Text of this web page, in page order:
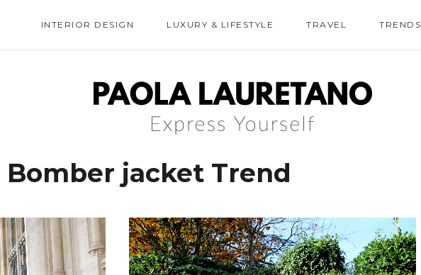
INTERIOR DESIGN LUXURY & LIFESTYLE TRAVEL TRENDS
Bomber jacket Trend